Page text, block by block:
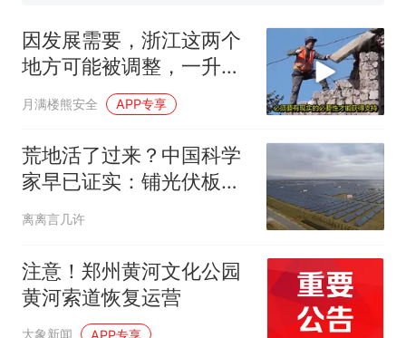
母瘫痪 轰-6J实力有多强？
空调24小时开着反而更省电？
佛山一中学招聘物理教师，笔
已叫停招聘，成立调查组全面
核查
热
十多万人报名的考试，成绩
全部作废，公平么？
因发展需要，浙江这两个
地方可能被调整，一升一
降二融合
月满楼熊安全 APP专享
荒地活了过来？中国科学
家早已证实：铺光伏板，
竟然沙漠长出了草
离离言几许
注意！郑州黄河文化公园
黄河索道恢复运营
大象新闻 APP专享